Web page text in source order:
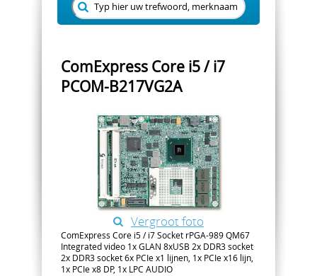
ComExpress Core i5 / i7
PCOM-B217VG2A
Vergroot foto
ComExpress Core i5 / i7 Socket rPGA-989 QM67
Integrated video 1x GLAN 8xUSB 2x DDR3 socket
2x DDR3 socket 6x PCIe x1 lijnen, 1x PCIe x16 lijn,
1x PCIe x8 DP, 1x LPC AUDIO